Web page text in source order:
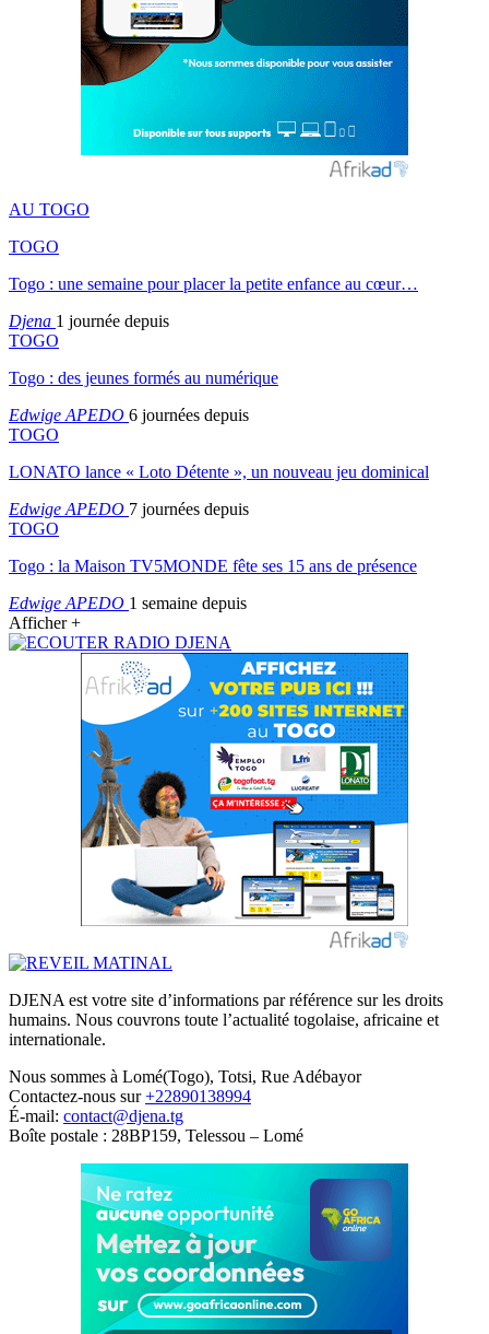
AU TOGO
TOGO
Togo : une semaine pour placer la petite enfance au cœur…
Djena 1 journée depuis
TOGO
Togo : des jeunes formés au numérique
Edwige APEDO 6 journées depuis
TOGO
LONATO lance « Loto Détente », un nouveau jeu dominical
Edwige APEDO 7 journées depuis
TOGO
Togo : la Maison TV5MONDE fête ses 15 ans de présence
Edwige APEDO 1 semaine depuis
Afficher +
DJENA est votre site d’informations par référence sur les droits
humains. Nous couvrons toute l’actualité togolaise, africaine et
internationale.
Nous sommes à Lomé(Togo), Totsi, Rue Adébayor
Contactez-nous sur+22890138994
É-mail: contact@djena.tg
Boîte postale : 28BP159, Telessou – Lomé